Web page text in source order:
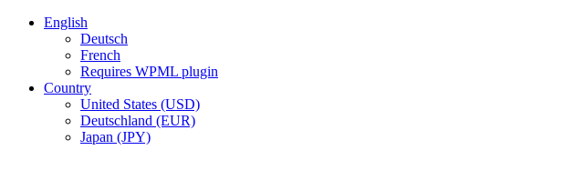
English
Deutsch
French
Requires WPML plugin
Country
United States (USD)
Deutschland (EUR)
Japan (JPY)